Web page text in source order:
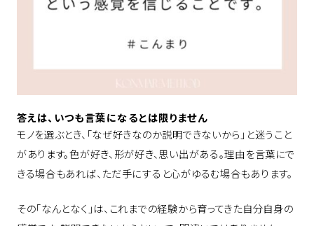
答えは、いつも言葉になるとは限りません
モノを選ぶとき、「なぜ好きなのか説明できないから」と迷うこと
があります。色が好き、形が好き、思い出がある。理由を言葉にで
きる場合もあれば、ただ手にすると心がゆるむ場合もあります。
その「なんとなく」は、これまでの経験から育ってきた自分自身の